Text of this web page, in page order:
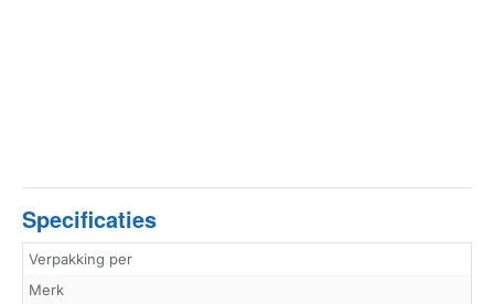
Specificaties
Verpakking per
Merk